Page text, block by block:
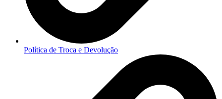
Política de Troca e Devolução